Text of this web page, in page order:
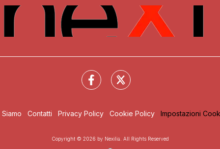
Siamo Contatti Privacy Policy Cookie Policy Impostazioni
Copyright © 2026 by Nexilia. All Rights Reserved